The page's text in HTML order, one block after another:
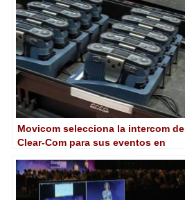
Movicom selecciona la intercom de
Clear-Com para sus eventos en